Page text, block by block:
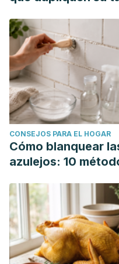
fiber and satiety: the
Reviews,74(2), 131-147.
https://doi.org/10.1093/
06/03/2020.
Singh, R., De, S., &
potential neutraceutical
overview.Critical
nutrition,53(2), 126-144.
https://doi.org/10.1080/
06/03/2020.
Virtanen, S. M., Kaila,
Uusitalo, U., Pietinen,
introduction of oats
persistent asthma and
decreased risk of
CONSEJOS PARA EL HOGAR
Cómo blanquear
azulejos: 10